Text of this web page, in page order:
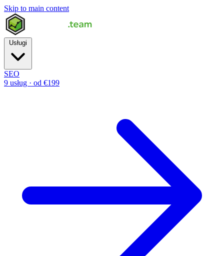
Skip to main content
SEO
9 usług · od €199